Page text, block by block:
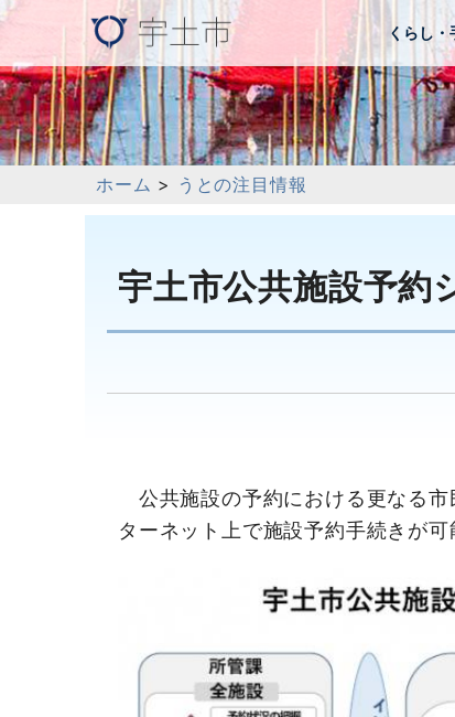
くらし・
ホーム > うとの注目情報
宇土市公共施設予
公共施設の予約における更なる市
ターネット上で施設予約手続きが